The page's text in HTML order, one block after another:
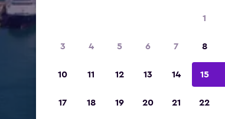
1
3 4 5 6 7 8
10 11 12 13 14 15
17 18 19 20 21 22